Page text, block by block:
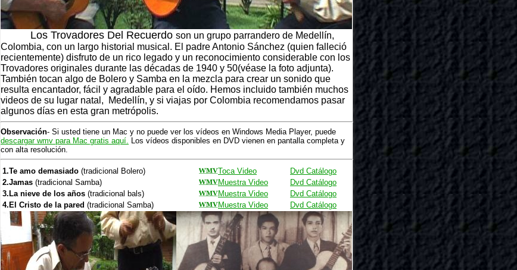
Los Trovadores Del Recuerdo son un grupo parrandero de Medellín,
Colombia, con un largo historial musical. El padre Antonio Sánchez (quien falleció
recientemente) disfruto de un rico legado y un reconocimiento considerable con los
Trovadores originales durante las décadas de 1940 y 50(véase la foto adjunta).
También tocan algo de Bolero y Samba en la mezcla para crear un sonido que
resulta encantador, fácil y agradable para el oído. Hemos incluido también muchos
videos de su lugar natal, Medellín, y si viajas por Colombia recomendamos pasar
algunos días en esta gran metrópolis.
Observación- Si usted tiene un Mac y no puede ver los vídeos en Windows Media Player, puede
descargar wmv para Mac gratis aquí. Los vídeos disponibles en DVD vienen en pantalla completa y
con alta resolución.
1.Te amo demasiado (tradicional Bolero) Toca Video
Dvd Catálogo
2.Jamas (tradicional Samba) Muestra Video
Dvd Catálogo
3.La nieve de los años (tradicional bals) Muestra Video
Dvd Catálogo
4.El Cristo de la pared (tradicional Samba) Muestra Video Dvd Catálogo